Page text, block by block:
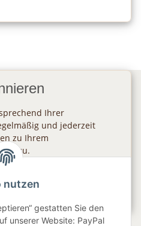
Ihrer
und jederzeit
zu Ihrem
zu.
nutzen
gestatten Sie den
unserer Website: PayPal